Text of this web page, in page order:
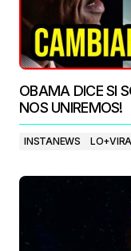
OBAMA DICE SI
NOS UNIREMOS!
INSTANEWS